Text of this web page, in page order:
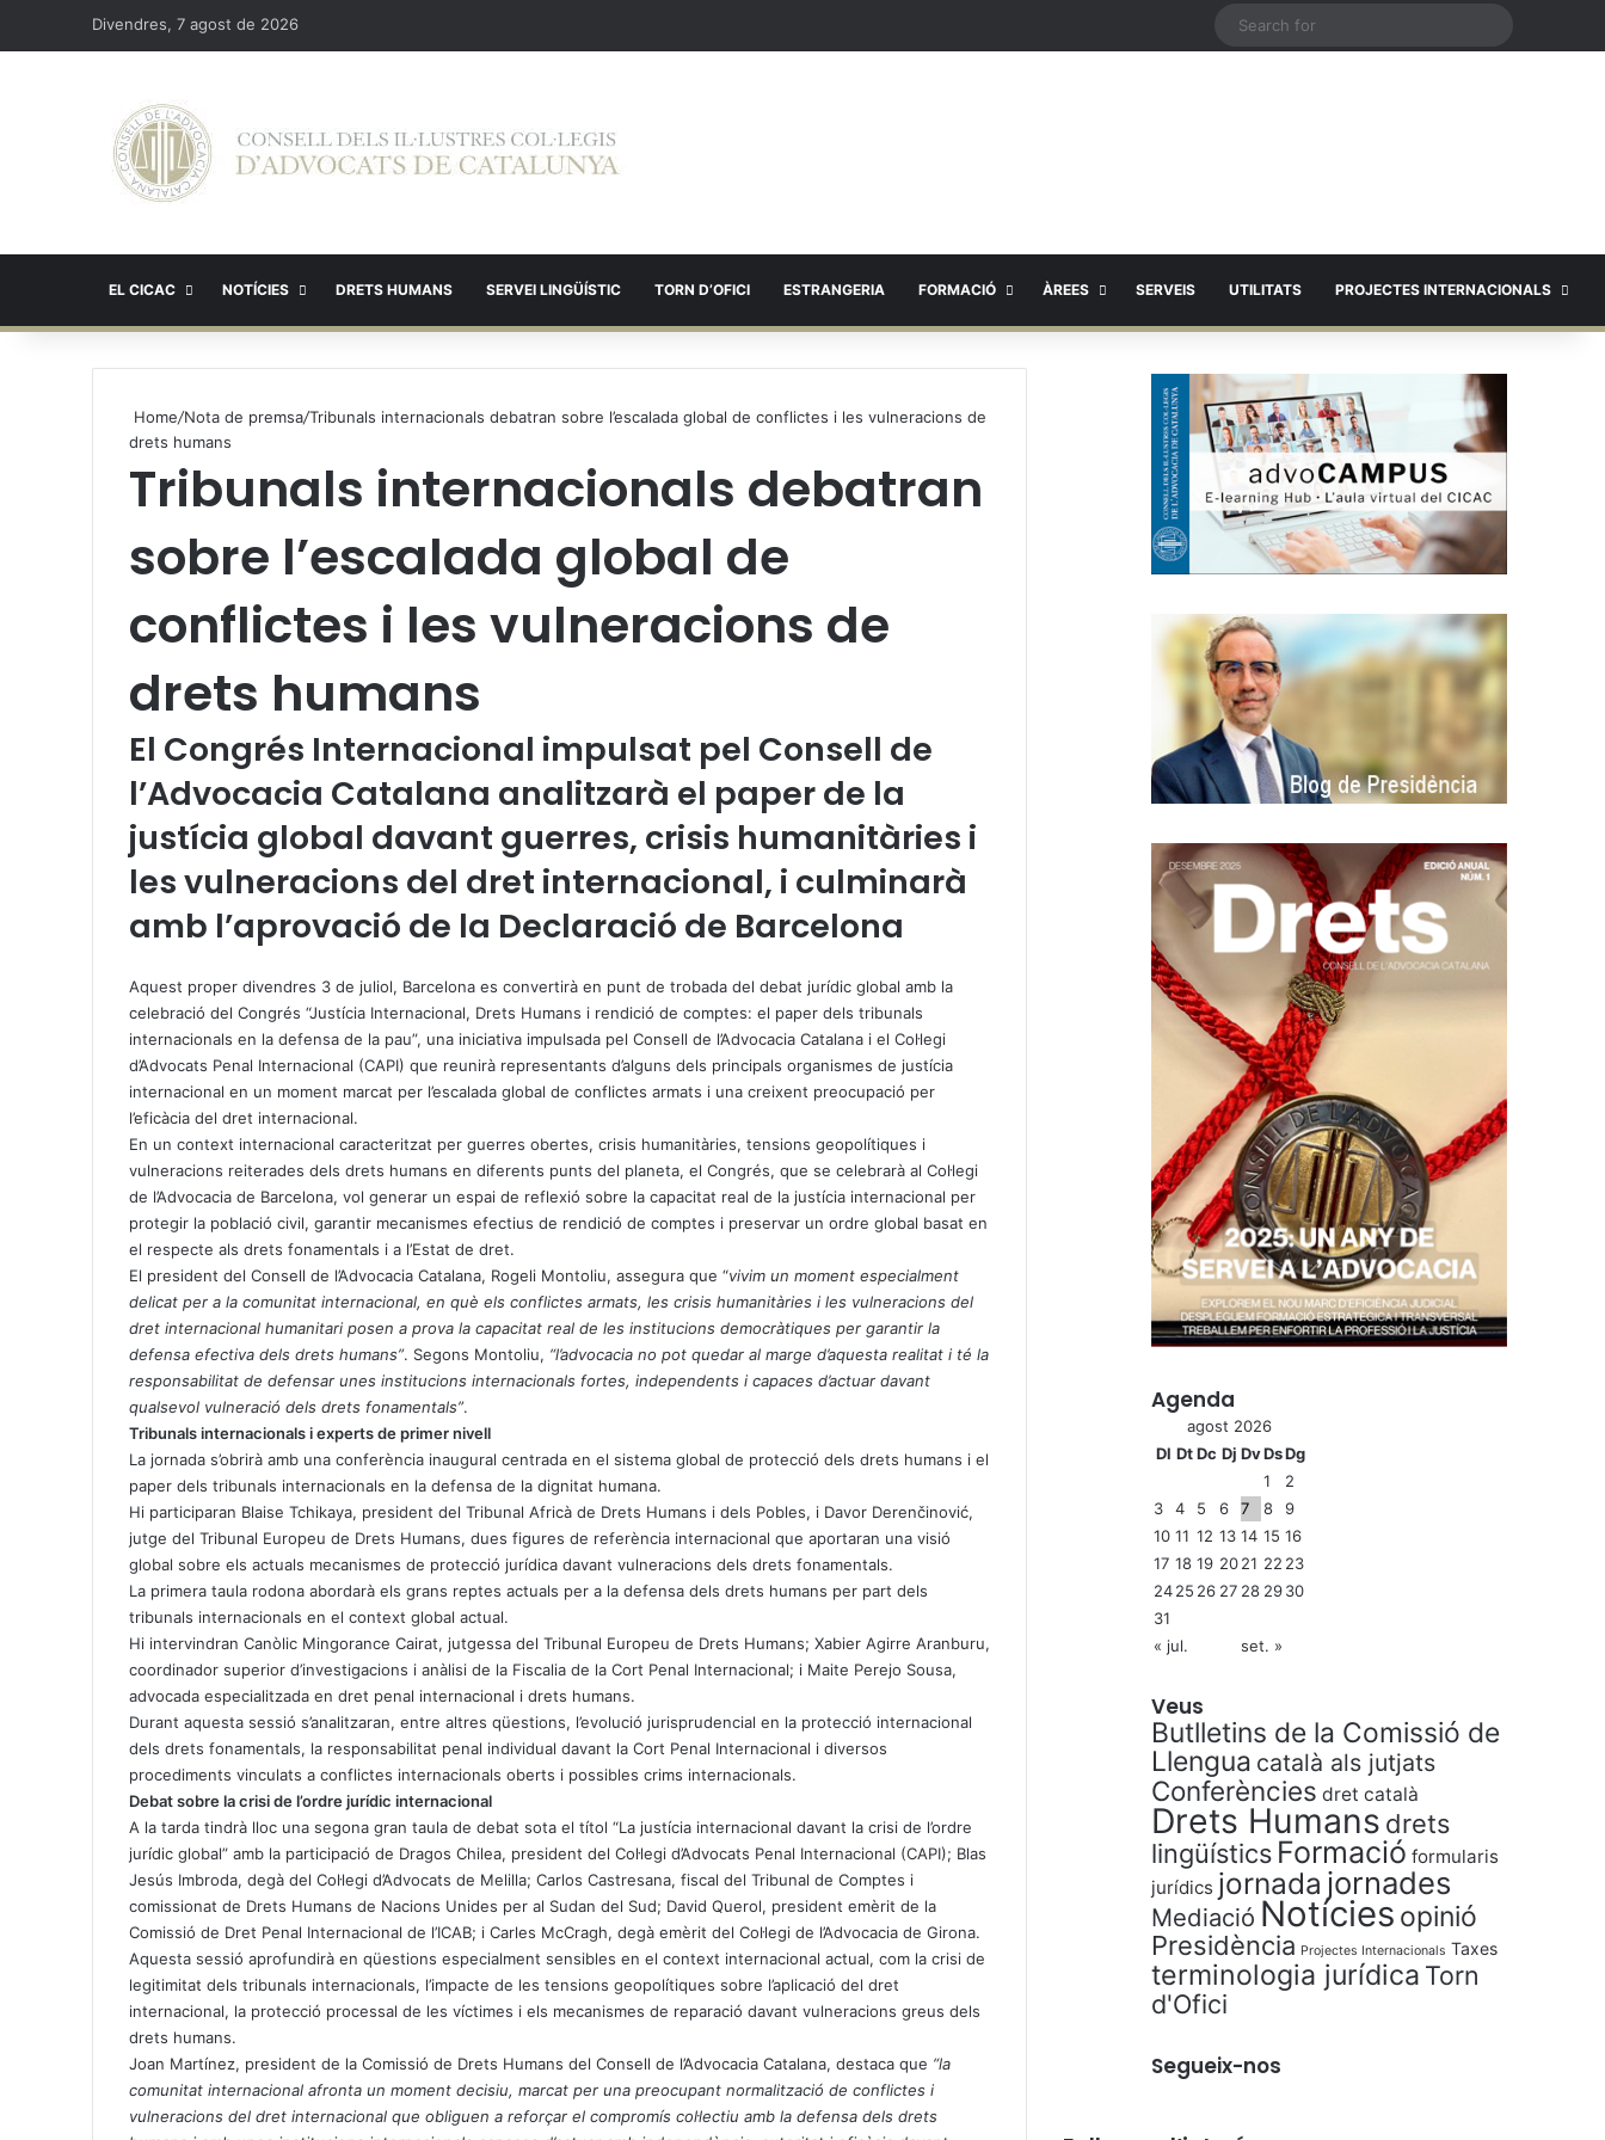
Divendres, 7 agost de 2026
EL CICAC NOTÍCIES DRETS HUMANS SERVEI LINGÜÍSTIC TORN D’OFICI ESTRANGERIA FORMACIÓ ÀREES SERVEIS UTILITATS PROJECTES INTERNACIONALS
Home/Nota de premsa/Tribunals internacionals debatran sobre l’escalada global de conflictes i les vulneracions de
drets humans
Tribunals internacionals debatran
sobre l’escalada global de
conflictes i les vulneracions de
drets humans
El Congrés Internacional impulsat pel Consell de
l’Advocacia Catalana analitzarà el paper de la
justícia global davant guerres, crisis humanitàries i
les vulneracions del dret internacional, i culminarà
amb l’aprovació de la Declaració de Barcelona
h
a
t
s
A
p
e
l
e
g
r
a
Aquest proper divendres 3 de juliol, Barcelona es convertirà en punt de trobada del debat jurídic global amb la
celebració del Congrés “Justícia Internacional, Drets Humans i rendició de comptes: el paper dels tribunals
internacionals en la defensa de la pau”, una iniciativa impulsada pel Consell de l’Advocacia Catalana i el Col·legi
d’Advocats Penal Internacional (CAPI) que reunirà representants d’alguns dels principals organismes de justícia
internacional en un moment marcat per l’escalada global de conflictes armats i una creixent preocupació per
l’eficàcia del dret internacional.
En un context internacional caracteritzat per guerres obertes, crisis humanitàries, tensions geopolítiques i
vulneracions reiterades dels drets humans en diferents punts del planeta, el Congrés, que se celebrarà al Col·legi
de l’Advocacia de Barcelona, vol generar un espai de reflexió sobre la capacitat real de la justícia internacional per
protegir la població civil, garantir mecanismes efectius de rendició de comptes i preservar un ordre global basat en
el respecte als drets fonamentals i a l’Estat de dret.
El president del Consell de l’Advocacia Catalana, Rogeli Montoliu, assegura que “vivim un moment especialment
delicat per a la comunitat internacional, en què els conflictes armats, les crisis humanitàries i les vulneracions del
dret internacional humanitari posen a prova la capacitat real de les institucions democràtiques per garantir la
defensa efectiva dels drets humans”. Segons Montoliu, “ladvocacia no pot quedar al marge daquesta realitat i té la
responsabilitat de defensar unes institucions internacionals fortes, independents i capaces d’actuar davant
qualsevol vulneració dels drets fonamentals”.
Tribunals internacionals i experts de primer nivell
La jornada s’obrirà amb una conferència inaugural centrada en el sistema global de protecció dels drets humans i el
paper dels tribunals internacionals en la defensa de la dignitat humana.
Hi participaran Blaise Tchikaya, president del Tribunal Africà de Drets Humans i dels Pobles, i Davor Derenčinović,
jutge del Tribunal Europeu de Drets Humans, dues figures de referència internacional que aportaran una visió
global sobre els actuals mecanismes de protecció jurídica davant vulneracions dels drets fonamentals.
La primera taula rodona abordarà els grans reptes actuals per a la defensa dels drets humans per part dels
tribunals internacionals en el context global actual.
Hi intervindran Canòlic Mingorance Cairat, jutgessa del Tribunal Europeu de Drets Humans; Xabier Agirre Aranburu,
coordinador superior d’investigacions i anàlisi de la Fiscalia de la Cort Penal Internacional; i Maite Perejo Sousa,
advocada especialitzada en dret penal internacional i drets humans.
Durant aquesta sessió s’analitzaran, entre altres qüestions, l’evolució jurisprudencial en la protecció internacional
dels drets fonamentals, la responsabilitat penal individual davant la Cort Penal Internacional i diversos
procediments vinculats a conflictes internacionals oberts i possibles crims internacionals.
Debat sobre la crisi de l’ordre jurídic internacional
A la tarda tindrà lloc una segona gran taula de debat sota el títol “La justícia internacional davant la crisi de l’ordre
jurídic global” amb la participació de Dragos Chilea, president del Col·legi d’Advocats Penal Internacional (CAPI); Blas
Jesús Imbroda, degà del Col·legi d’Advocats de Melilla; Carlos Castresana, fiscal del Tribunal de Comptes i
comissionat de Drets Humans de Nacions Unides per al Sudan del Sud; David Querol, president emèrit de la
Comissió de Dret Penal Internacional de l’ICAB; i Carles McCragh, degà emèrit del Col·legi de l’Advocacia de Girona.
Aquesta sessió aprofundirà en qüestions especialment sensibles en el context internacional actual, com la crisi de
legitimitat dels tribunals internacionals, l’impacte de les tensions geopolítiques sobre l’aplicació del dret
internacional, la protecció processal de les víctimes i els mecanismes de reparació davant vulneracions greus dels
drets humans.
Joan Martínez, president de la Comissió de Drets Humans del Consell de l’Advocacia Catalana, destaca que “la
comunitat internacional afronta un moment decisiu, marcat per una preocupant normalització de conflictes i
vulneracions del dret internacional que obliguen a reforçar el compromís col·lectiu amb la defensa dels drets
Agenda
agost 2026
Dl Dt Dc Dj DvDsDg
1
2
3
4 5 6 7 8
9
10 11 12 13 14 15 16
17 18 19 2021 22 23
2425 26 27 28 2930
31
« jul.
set. »
Veus
Butlletins de la Comissió de
Llengua català als jutjats
Conferències dret català
Drets Humans drets
lingüístics Formació formularis
jurídics jornada jornades
Mediació Notícies opinió
Presidència Projectes Internacionals Taxes
terminologia jurídica Torn
d'Ofici
Segueix-nos